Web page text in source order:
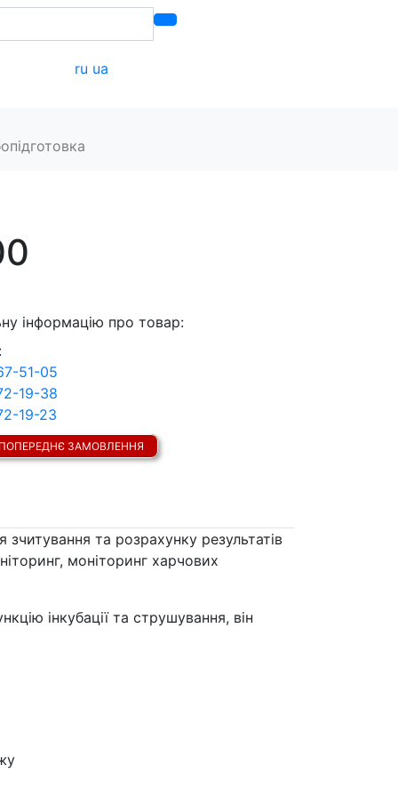
ru ua
інформацію про товар:
51-05
19-38
19-23
ЗАМОВЛЕННЯ
та розрахунку результатів
моніторинг харчових
інкубації та струшування, він